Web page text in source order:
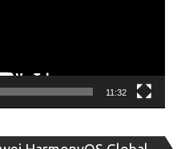
11:32